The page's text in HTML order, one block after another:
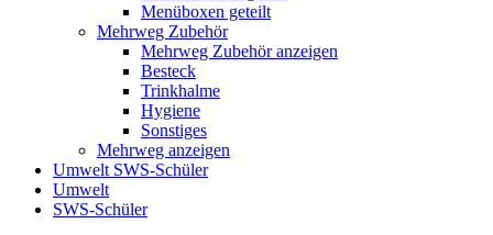
Menüboxen geteilt
Mehrweg Zubehör
Mehrweg Zubehör anzeigen
Besteck
Trinkhalme
Hygiene
Sonstiges
Mehrweg anzeigen
Umwelt SWS-Schüler
Umwelt
SWS-Schüler